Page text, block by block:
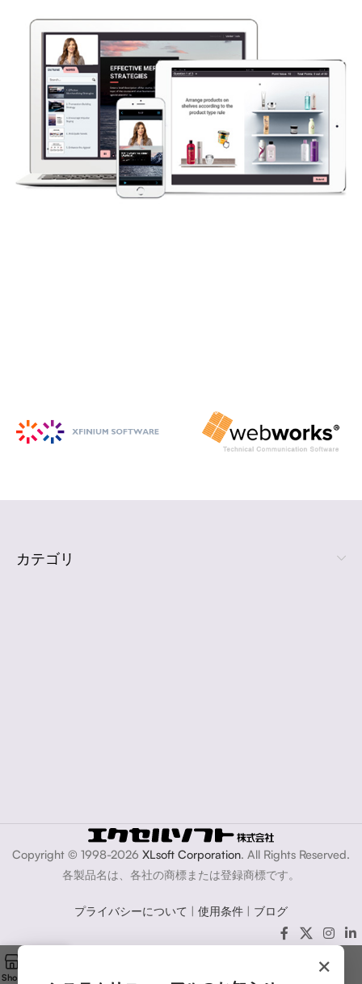
PowerPoint から HTML5 形式の e ラ
ーニング コンテンツを作成
カテゴリ
Copyright © 1998-2026 XLsoft Corporation. All Rights Reserved.
各製品名は、各社の商標または登録商標です。
プライバシーについて | 使用条件 | ブログ
Shop ×